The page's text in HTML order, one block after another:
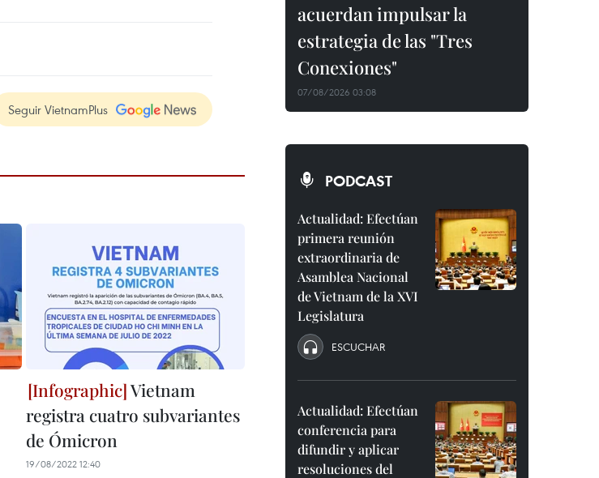
Seguir VietnamPlus
Vietnam
registra cuatro subvariantes
de Ómicron
19/08/2022 12:40
acuerdan impulsar la
estrategia de las "Tres
Conexiones"
07/08/2026 03:08
PODCAST
Actualidad: Efectúan
primera reunión
extraordinaria de
Asamblea Nacional
de Vietnam de la XVI
Legislatura
ESCUCHAR
Actualidad: Efectúan
conferencia para
difundir y aplicar
resoluciones del